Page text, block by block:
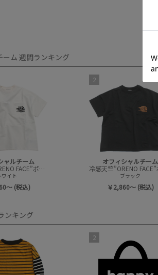
ーム 週間ランキング
ャルチーム
冷感天竺”ORENO FACE”ポケットTシャツ
ワイト
～ (税込)
2
オフィシャルチーム
ブラック
￥2,860～ (税込)
ンキング
2